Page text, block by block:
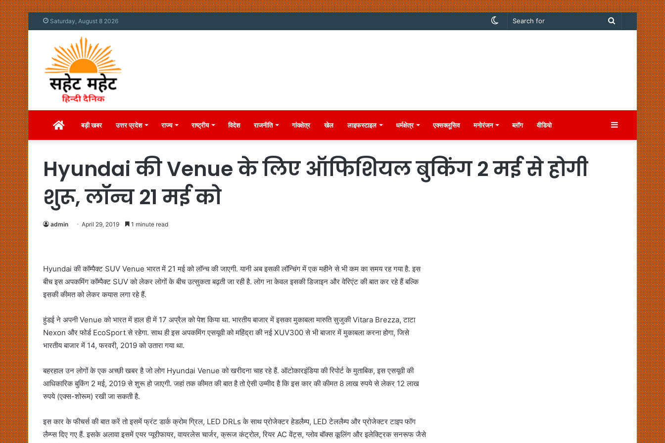
Saturday, August 8 2026
Search
Switch
Homeबड़ी खबर उत्तर प्रदेश राज्य राष्ट्रीय विदेश राजनीति गांवक्षेत्र खेल लाइफस्टाइल धर्मक्षेत्र एक्सक्लूसिव मनोरंजन ब्लॉग वीडियो Sidebar
Hyundai की Venue के लिए ऑफिशियल बुकिंग 2 मई से होगी
शुरू, लॉन्च 21 मई को
admin April 29, 2019 1 minute read
Hyundai की कॉम्पैक्ट SUV Venue भारत में 21 मई को लॉन्च की जाएगी. यानी अब इसकी लॉन्चिंग में एक महीने से भी कम का समय रह गया है. इस
बीच इस अपकमिंग कॉम्पैक्ट SUV को लेकर लोगों के बीच उत्सुकता बढ़ती जा रही है. लोग ना केवल इसकी डिजाइन और वेरिएंट की बात कर रहे हैं बल्कि
इसकी कीमत को लेकर कयास लगा रहे हैं.
हुंडई ने अपनी Venue को भारत में हाल ही में 17 अप्रैल को पेश किया था. भारतीय बाजार में इसका मुकाबला मारुति सुजुकी Vitara Brezza, टाटा
Nexon और फोर्ड EcoSport से रहेगा. साथ ही इस अपकमिंग एसयूवी को महिंद्रा की नई XUV300 से भी बाजार में मुकाबला करना होगा, जिसे
भारतीय बाजार में 14, फरवरी, 2019 को उतारा गया था.
बहरहाल उन लोगों के एक अच्छी खबर है जो लोग Hyundai Venue को खरीदना चाह रहे हैं. ऑटोकारइंडिया की रिपोर्ट के मुताबिक, इस एसयूवी की
आधिकारिक बुकिंग 2 मई, 2019 से शुरू हो जाएगी. जहां तक कीमत की बात है तो ऐसी उम्मीद है कि इस कार की कीमत 8 लाख रुपये से लेकर 12 लाख
रुपये (एक्स-शोरूम) रखी जा सकती है.
इस कार के फीचर्स की बात करें तो इसमें फ्रंट डार्क क्रोम ग्रिल, LED DRLs के साथ प्रोजेक्टर हेडलैम्प, LED टेललैम्प और प्रोजेक्टर टाइप फॉग
लैम्प्स दिए गए हैं. इसके अलावा इसमें एयर प्यूरीफायर, वायरलेस चार्जर, क्रूज कंट्रोल, रियर AC वेंट्स, ग्लोव बॉक्स कूलिंग और इलेक्ट्रिक सनरूफ जैसे